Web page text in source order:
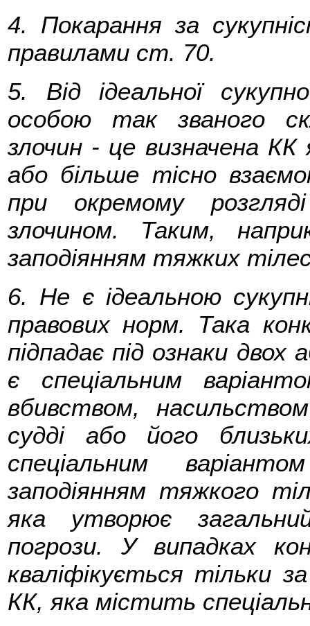
4. Покарання за
правилами ст. 70.
5. Від ідеальної
особою так званого
злочин - це визначена КК
або більше тісно
при окремому
злочином. Таким,
заподіянням тяжких
6. Не є ідеальною
правових норм. Така
підпадає під ознаки
є спеціальним
вбивством,
судді або його
спеціальним
заподіянням тяжкого
яка утворює
погрози. У випадках
кваліфікується тільки
КК, яка містить